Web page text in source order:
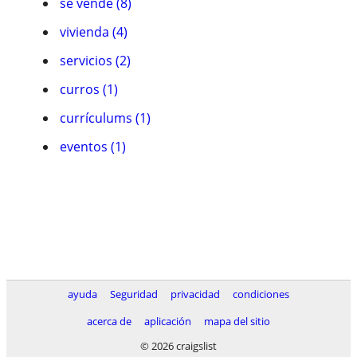
vivienda (4)
servicios (2)
curros (1)
currí­culums (1)
eventos (1)
ayuda Seguridad privacidad
condiciones
acerca de
aplicación
mapa del sitio
© 2026 craigslist